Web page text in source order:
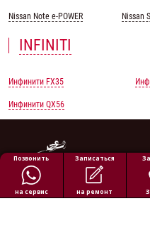
Nissan Note e-POWER Nissan
INFINITI
Инфинити FX35
Инфинити QX56
Все права
Позвонить
на сервис
Записаться
на ремонт